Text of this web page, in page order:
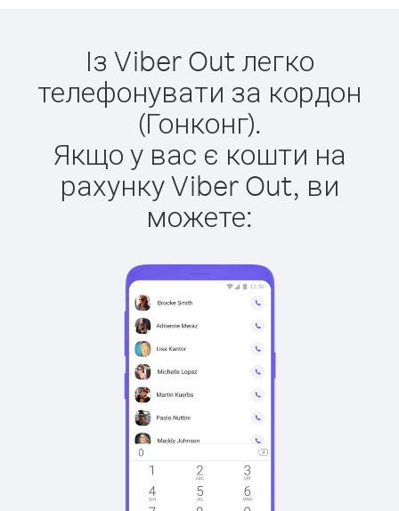
Із Viber Out легко
телефонувати за кордон
(Гонконг).
Якщо у вас є кошти на
рахунку Viber Out, ви
можете: